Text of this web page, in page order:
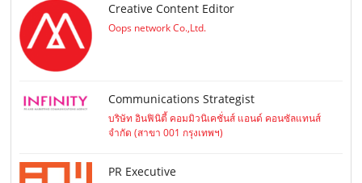
Creative Content Editor
Oops network Co.,Ltd.
Communications Strategist
บริษัท อินฟินิตี้ คอมมิวนิเคชั่นส์ แอนด์ คอนซัลแทนส์
จำกัด (สาขา 001 กรุงเทพฯ)
PR Executive